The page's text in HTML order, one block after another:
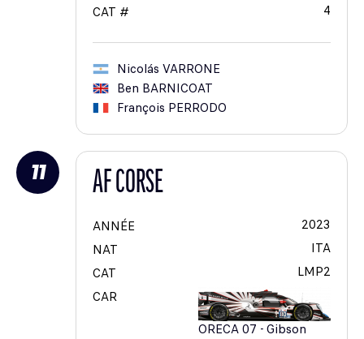
CAT # 4
Nicolás VARRONE
Ben BARNICOAT
François PERRODO
11 AF CORSE
ANNÉE
2023
NAT
ITA
CAT
LMP2
CAR
ORECA 07 - Gibson